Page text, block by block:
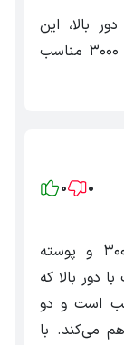
بالا، این
الکتروموتور ۲ اسب تک‌فاز موتوژن با دور ۳۰۰۰ مناسب
0
0
الکتروموتور ۲ اسب موتوژن با دور ۳۰۰۰ و پوسته
دور بالا که
است و دو
می‌کند. با